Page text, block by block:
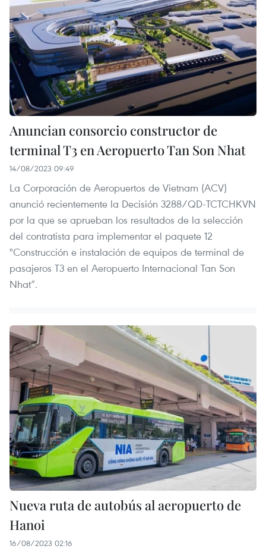
Anuncian consorcio constructor de
terminal T3 en Aeropuerto Tan Son Nhat
14/08/2023 09:49
La Corporación de Aeropuertos de Vietnam (ACV)
anunció recientemente la Decisión 3288/QD-TCTCHKVN
por la que se aprueban los resultados de la selección
del contratista para implementar el paquete 12
"Construcción e instalación de equipos de terminal de
pasajeros T3 en el Aeropuerto Internacional Tan Son
Nhat”.
Nueva ruta de autobús al aeropuerto de
Hanoi
16/08/2023 02:16